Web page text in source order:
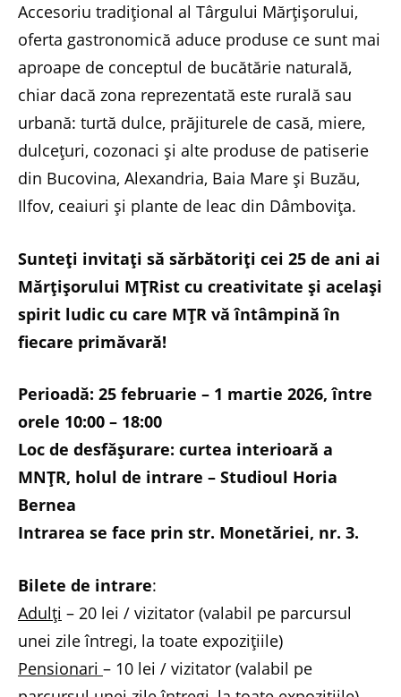
Accesoriu tradițional al Târgului Mărțișorului,
oferta gastronomică aduce produse ce sunt mai
aproape de conceptul de bucătărie naturală,
chiar dacă zona reprezentată este rurală sau
urbană: turtă dulce, prăjiturele de casă, miere,
dulcețuri, cozonaci și alte produse de patiserie
din Bucovina, Alexandria, Baia Mare și Buzău,
Ilfov, ceaiuri și plante de leac din Dâmbovița.
Sunteți invitați să sărbătoriți cei 25 de ani ai
Mărțișorului MȚRist cu creativitate și același
spirit ludic cu care MȚR vă întâmpină în
fiecare primăvară!
Perioadă: 25 februarie – 1 martie 2026, între
orele 10:00 – 18:00
Loc de desfășurare: curtea interioară a
MNȚR, holul de intrare – Studioul Horia
Bernea
Intrarea se face prin str. Monetăriei, nr. 3.
Bilete de intrare:
Adulți – 20 lei / vizitator (valabil pe parcursul
unei zile întregi, la toate expozițiile)
Pensionari – 10 lei / vizitator (valabil pe